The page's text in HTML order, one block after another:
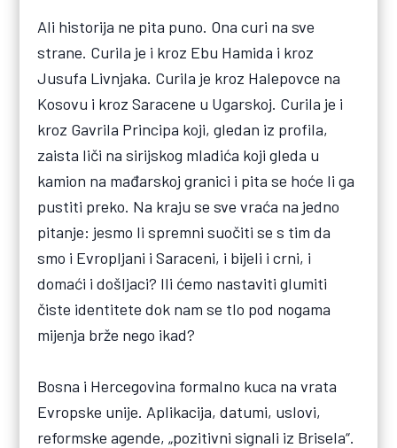
Ali historija ne pita puno. Ona curi na sve
strane. Curila je i kroz Ebu Hamida i kroz
Jusufa Livnjaka. Curila je kroz Halepovce na
Kosovu i kroz Saracene u Ugarskoj. Curila je i
kroz Gavrila Principa koji, gledan iz profila,
zaista liči na sirijskog mladića koji gleda u
kamion na mađarskoj granici i pita se hoće li ga
pustiti preko. Na kraju se sve vraća na jedno
pitanje: jesmo li spremni suočiti se s tim da
smo i Evropljani i Saraceni, i bijeli i crni, i
domaći i došljaci? Ili ćemo nastaviti glumiti
čiste identitete dok nam se tlo pod nogama
mijenja brže nego ikad?
Bosna i Hercegovina formalno kuca na vrata
Evropske unije. Aplikacija, datumi, uslovi,
reformske agende, „pozitivni signali iz Brisela“.